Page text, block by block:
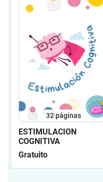
32páginas
ESTIMULACION
COGNITIVA
Gratuito